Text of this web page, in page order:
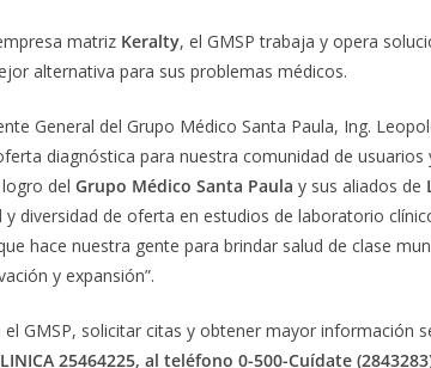
matriz Keralty, el GMSP trabaja y opera
alternativa para sus problemas médicos.
General del Grupo Médico Santa Paula, Ing.
diagnóstica para nuestra comunidad de usuarios
del Grupo Médico Santa Paula y sus aliados de
y diversidad de oferta en estudios de laboratorio
hace nuestra gente para brindar salud de clase
y expansión”.
GMSP, solicitar citas y obtener mayor información
25464225, al teléfono 0-500-Cuídate